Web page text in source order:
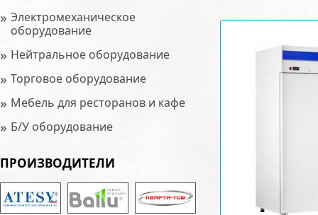
» Электромеханическое
оборудование
» Нейтральное оборудование
» Торговое оборудование
» Мебель для ресторанов и кафе
» Б/У оборудование
ПРОИЗВОДИТЕЛИ